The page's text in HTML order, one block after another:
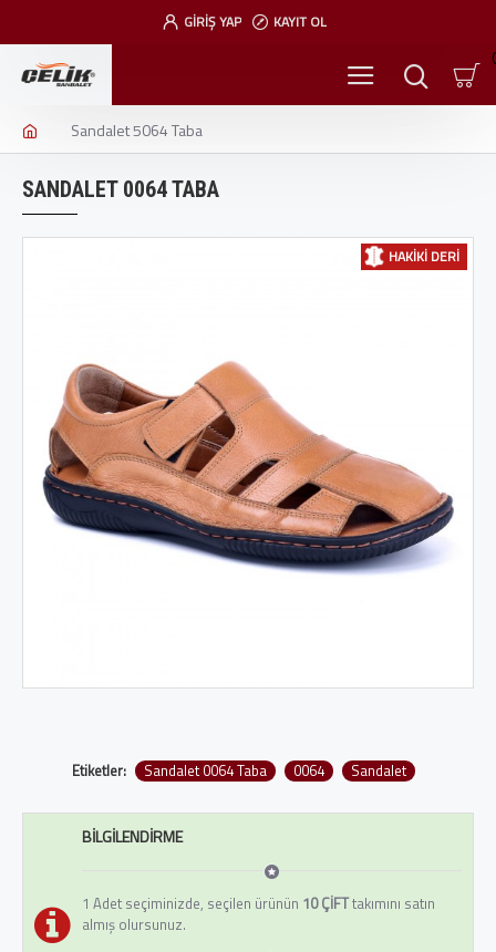
GIRIŞ YAP KAYIT OL
Sandalet 5064 Taba
SANDALET 0064 TABA
HAKIKI DERI
Etiketler: Sandalet 0064 Taba 0064 Sandalet
BILGILENDIRME
1 Adet seçiminizde, seçilen ürünün 10 ÇİFTtakımını satın
almış olursunuz.